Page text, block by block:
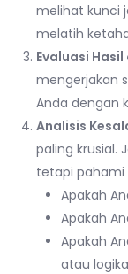
melihat kunci
melatih
Evaluasi
mengerjakan
Anda dengan
Analisis
paling krusial.
tetapi pahami
Apakah
Apakah
Apakah
atau